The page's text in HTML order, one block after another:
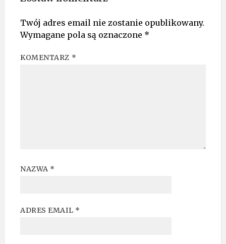
Twój adres email nie zostanie opublikowany.
Wymagane pola są oznaczone *
KOMENTARZ *
NAZWA *
ADRES EMAIL *